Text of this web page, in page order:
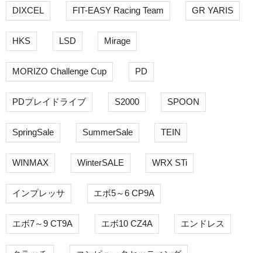
DIXCEL FIT-EASY Racing Team GR YARIS
HKS LSD Mirage
MORIZO Challenge Cup PD
PDプレイドライブ S2000 SPOON
SpringSale SummerSale TEIN
WINMAX WinterSALE WRX STi
インプレッサ エボ5～6 CP9A
エボ7～9 CT9A エボ10 CZ4A エンドレス